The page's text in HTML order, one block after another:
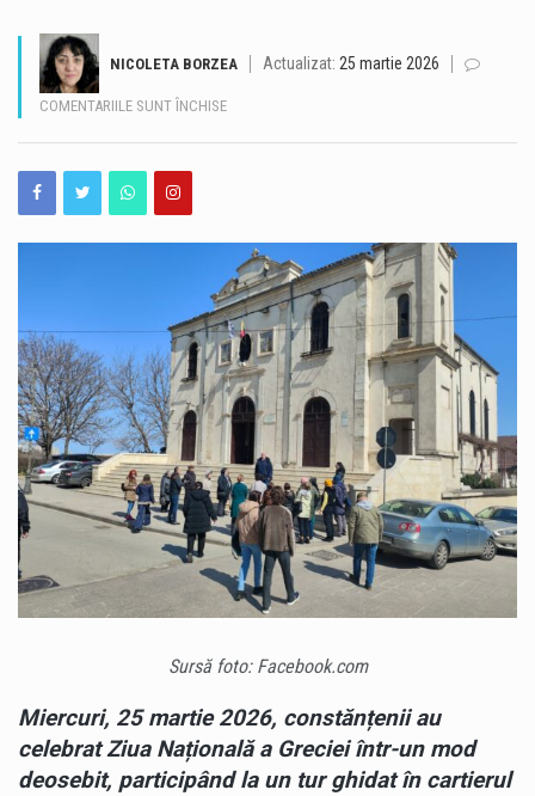
Autobuzele de pe linia 102 din Constanța circulă temporar pe un traseu deviat în zona Faleză Nord, după ce autoturismele parcate pe strada Zorelelor împiedică accesul în condiții de siguranță. Potrivit CT BUS, autobuzele nu mai pot circula momentan pe strada Zorelelor din cauza mașinilor parcate în zonă, care îngreunează traficul și accesul vehiculelor de transport public. Reprezentanții CT BUS anunță că linia 102 va reveni pe traseul obișnuit după eliberarea zonei și restabilirea condițiilor necesare pentru circulația autobuzelor.
Valul de căldură continuă în Dobrogea, iar meteorologii au emis o nouă atenționare Cod galben de temperaturi deosebit de ridicate și caniculă, valabilă sâmbătă, 8 august, între orele 10:00 și 21:00. Potrivit avertizării, temperaturile maxime vor ajunge la 34-36 de grade Celsius, iar disconfortul termic va fi ridicat. Indicele temperatură-umezeală (ITU) va atinge sau va depăși pragul critic de 80 de unități, ceea ce înseamnă condiții dificile pentru organism, în special pentru persoanele vulnerabile. Autoritățile din Constanța au anunțat o serie de măsuri pentru reducerea efectelor temperaturilor ridicate și pentru sprijinirea populației în această perioadă. Ce măsuri sunt luate în…
Operațiunea de scufundare controlată a celei de-a doua barje pe brațul Bala al Dunării s-a încheiat cu succes, după aproximativ 11 ore de la începerea manevrelor. Procedura a fost realizată gradual, sub coordonarea experților, pentru ca barja să fie coborâtă în poziția stabilită în prealabil. Apa a fost pompată în coferdamuri, permițând coborârea lentă a ambarcațiunii până la nivelul suprafeței apei. Ulterior, umplerea controlată a barjei a permis continuarea operațiunii într-un ritm echilibrat, astfel încât poziționarea acesteia să se realizeze în condiții de siguranță. Aceasta este cea de-a doua barjă scufundată controlat în cadrul operațiunii desfășurate pe brațul Bala. Intervenția…
NICOLETA BORZEA Actualizat: 25 martie 2026
COMENTARIILE SUNT ÎNCHISEPENTRU
ZIUA
GRECIEI,
ORGANIZAT
DE
MUZEUL
DE
ISTORIE
ȘI
COMUNITATEA
ELENĂ
Sursă foto: Facebook.com
Miercuri, 25 martie 2026, constănțenii au
celebrat Ziua Națională a Greciei într-un mod
deosebit, participând la un tur ghidat în cartierul